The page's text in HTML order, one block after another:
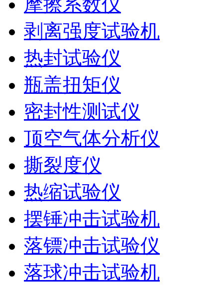
摩擦系数仪
剥离强度试验机
热封试验仪
瓶盖扭矩仪
密封性测试仪
顶空气体分析仪
撕裂度仪
热缩试验仪
摆锤冲击试验机
落镖冲击试验仪
落球冲击试验机